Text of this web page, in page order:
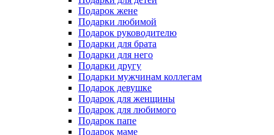
Подарок жене
Подарки любимой
Подарок руководителю
Подарки для брата
Подарки для него
Подарки другу
Подарки мужчинам коллегам
Подарок девушке
Подарок для женщины
Подарок для любимого
Подарок папе
Подарок маме